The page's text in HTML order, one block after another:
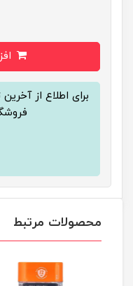
برای اطلاع از
محصولات مرتبط